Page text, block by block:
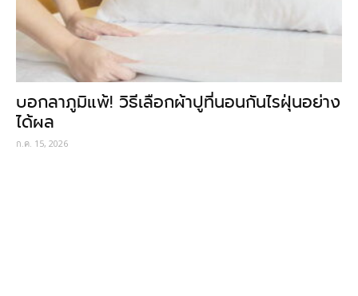
บอกลาภูมิแพ้! วิธีเลือกผ้าปูที่นอนกันไรฝุ่นอย่าง
ได้ผล
ก.ค. 15, 2026